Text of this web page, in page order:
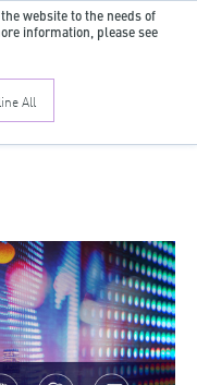
website to the needs of
information, please see
All
DE